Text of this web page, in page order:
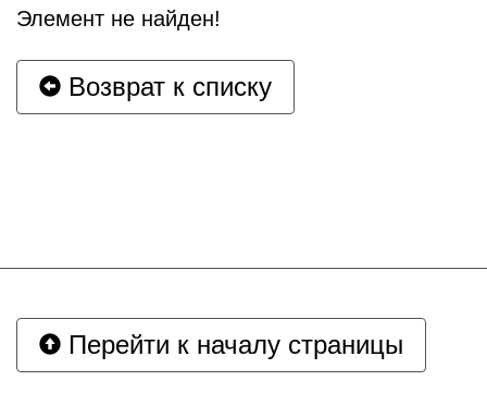
Элемент не найден!
Возврат к списку
Перейти к началу страницы